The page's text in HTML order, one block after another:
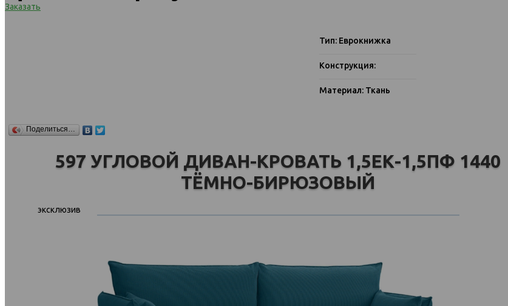
Заказать
Тип: Еврокнижка
Конструкция:
Материал: Ткань
Поделиться…
597 УГЛОВОЙ ДИВАН-КРОВАТЬ 1,5ЕК-1,5ПФ 1440
ТЁМНО-БИРЮЗОВЫЙ
эксклюзив